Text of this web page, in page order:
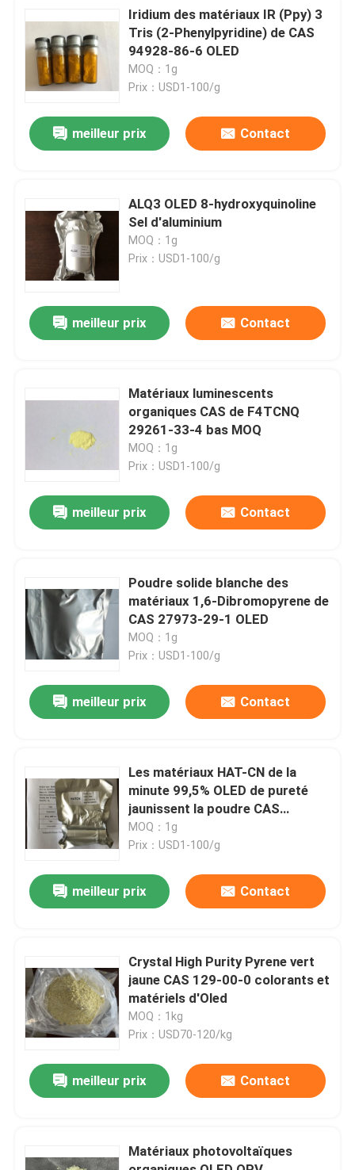
Maison
Vidéos
Visite d'usine
Contrôle de qualité
Contactez-nous
Demandez une citation
Matériel de revêtement en caoutchouc
Iridium des matériaux IR (Ppy) 3
Tris (2-Phenylpyridine) de CAS
94928-86-6 OLED
MOQ：1g
Prix：USD1-100/g
meilleur prix Contact
ALQ3 OLED 8-hydroxyquinoline
Sel d'aluminium
MOQ：1g
Prix：USD1-100/g
meilleur prix Contact
Matériaux luminescents
organiques CAS de F4TCNQ
29261-33-4 bas MOQ
MOQ：1g
Prix：USD1-100/g
meilleur prix Contact
Poudre solide blanche des
matériaux 1,6-Dibromopyrene de
CAS 27973-29-1 OLED
MOQ：1g
Prix：USD1-100/g
meilleur prix Contact
Les matériaux HAT-CN de la
minute 99,5% OLED de pureté
jaunissent la poudre CAS
105598-27-4
MOQ：1g
Prix：USD1-100/g
meilleur prix Contact
Crystal High Purity Pyrene vert
jaune CAS 129-00-0 colorants et
matériels d'Oled
MOQ：1kg
Prix：USD70-120/kg
meilleur prix Contact
Matériaux photovoltaïques